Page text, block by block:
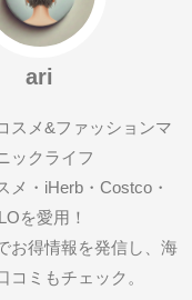
ari
スメ&ファッションマ
ックライフ
メ・iHerb・Costco・
を愛用！
お得情報を発信し、海
コミもチェック。